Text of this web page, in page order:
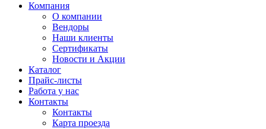
Компания
О компании
Вендоры
Наши клиенты
Сертификаты
Новости и Акции
Каталог
Прайс-листы
Работа у нас
Контакты
Контакты
Карта проезда